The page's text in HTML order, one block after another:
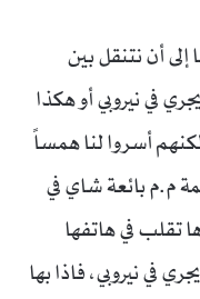
أن نتنقل بين
في نيروبي أو هكذا
أسروا لنا همساً
م.م بائعة شاي في
تقلب في هاتفها
في نيروبي، فاذا بها